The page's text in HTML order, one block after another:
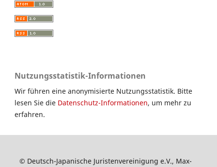
Nutzungsstatistik-Informationen
Wir führen eine anonymisierte Nutzungsstatistik. Bitte
lesen Sie die Datenschutz-Informationen, um mehr zu
erfahren.
© Deutsch-Japanische Juristenvereinigung e.V., Max-